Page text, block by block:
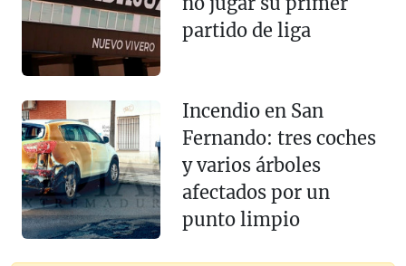
partido de liga
Incendio en San
Fernando: tres coches
y varios árboles
afectados por un
punto limpio